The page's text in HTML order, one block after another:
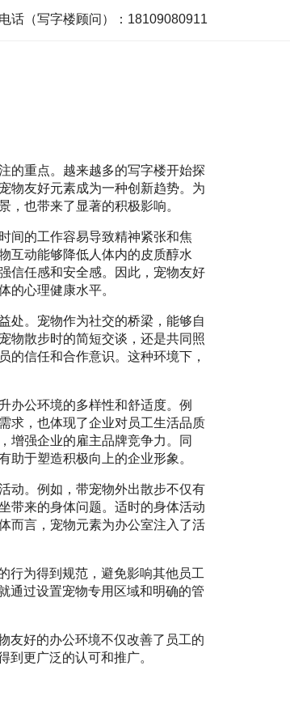
话（写字楼顾问）：18109080911
的重点。越来越多的写字楼开始探
物友好元素成为一种创新趋势。为
，也带来了显著的积极影响。
间的工作容易导致精神紧张和焦
互动能够降低人体内的皮质醇水
信任感和安全感。因此，宠物友好
的心理健康水平。
处。宠物作为社交的桥梁，能够自
物散步时的简短交谈，还是共同照
的信任和合作意识。这种环境下，
办公环境的多样性和舒适度。例
求，也体现了企业对员工生活品质
增强企业的雇主品牌竞争力。同
助于塑造积极向上的企业形象。
动。例如，带宠物外出散步不仅有
带来的身体问题。适时的身体活动
而言，宠物元素为办公室注入了活
行为得到规范，避免影响其他员工
通过设置宠物专用区域和明确的管
友好的办公环境不仅改善了员工的
更广泛的认可和推广。